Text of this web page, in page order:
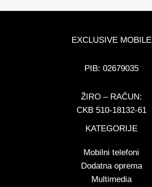
EXCLUSIVE MOBILE
PIB: 02679035
ŽIRO – RAČUN:
CKB 510-18132-61
KATEGORIJE
Mobilni telefoni
Dodatna oprema
Multimedia